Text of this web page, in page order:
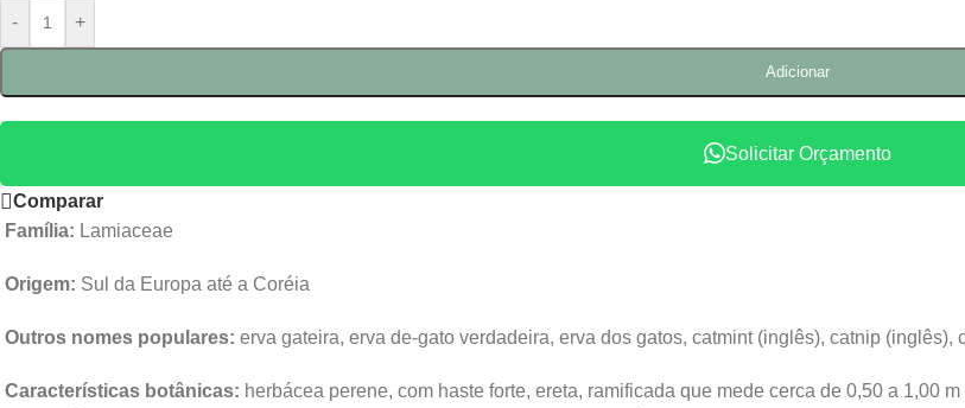
- +
Adicionar
Solicitar Orçamento
Comparar
Família: Lamiaceae
Origem: Sul da Europa até a Coréia
Outros nomes populares: erva gateira, erva de-gato verdadeira, erva dos gatos, catmint (inglês), catnip
Características botânicas: herbácea perene, com haste forte, ereta, ramificada que mede cerca de 0,50 a 1,00